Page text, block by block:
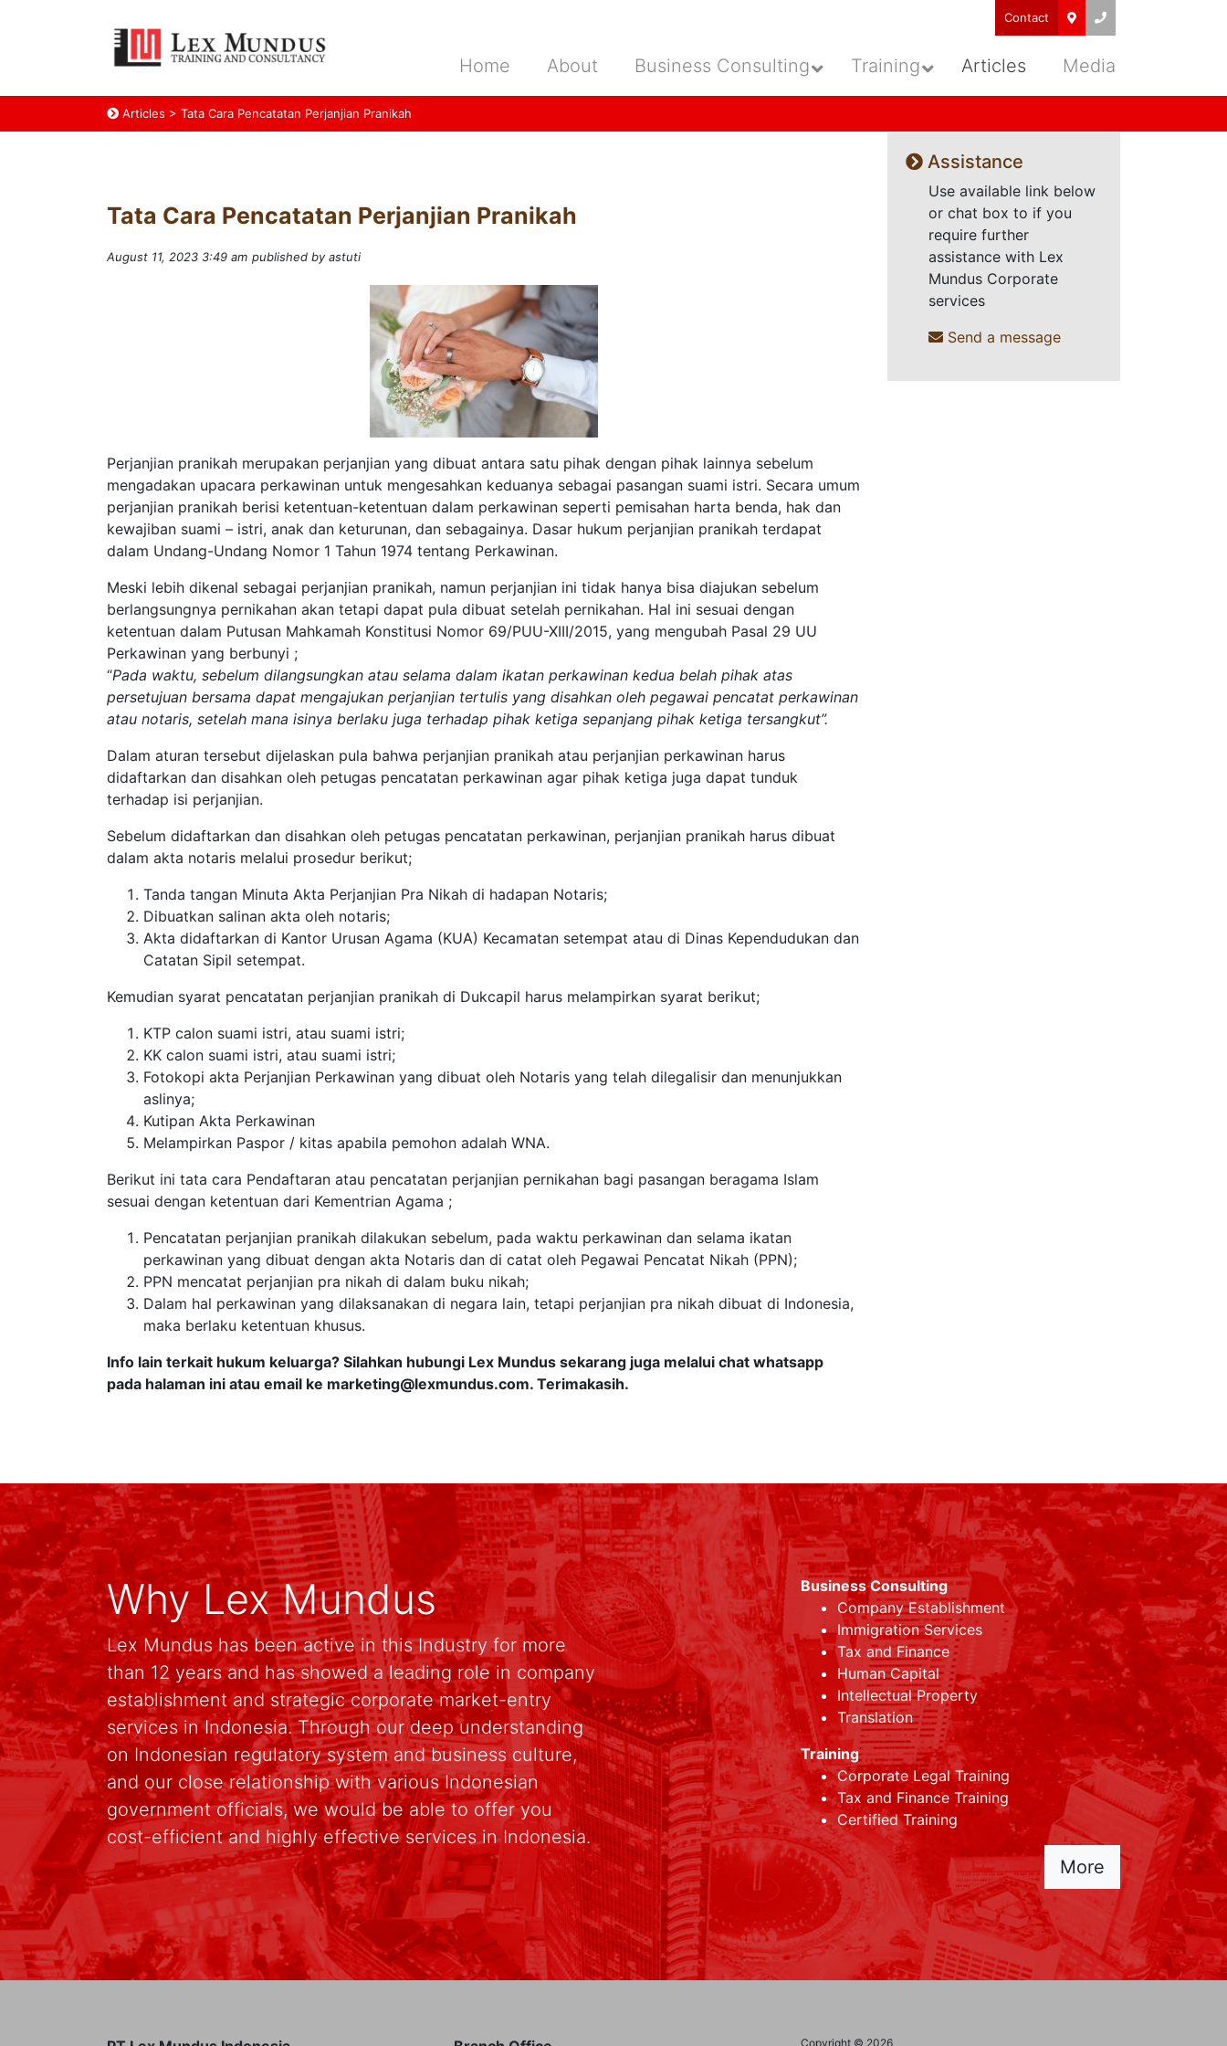
Contact
Home About Business Consulting Training Articles Media
Articles > Tata Cara Pencatatan Perjanjian Pranikah
Tata Cara Pencatatan Perjanjian Pranikah
August 11, 2023 3:49 am published by astuti
Perjanjian pranikah merupakan perjanjian yang dibuat antara satu pihak dengan pihak lainnya sebelum
mengadakan upacara perkawinan untuk mengesahkan keduanya sebagai pasangan suami istri. Secara umum
perjanjian pranikah berisi ketentuan-ketentuan dalam perkawinan seperti pemisahan harta benda, hak dan
kewajiban suami – istri, anak dan keturunan, dan sebagainya. Dasar hukum perjanjian pranikah terdapat
dalam Undang-Undang Nomor 1 Tahun 1974 tentang Perkawinan.
Meski lebih dikenal sebagai perjanjian pranikah, namun perjanjian ini tidak hanya bisa diajukan sebelum
berlangsungnya pernikahan akan tetapi dapat pula dibuat setelah pernikahan. Hal ini sesuai dengan
ketentuan dalam Putusan Mahkamah Konstitusi Nomor 69/PUU-XIII/2015, yang mengubah Pasal 29 UU
Perkawinan yang berbunyi ;
“Pada waktu, sebelum dilangsungkan atau selama dalam ikatan perkawinan kedua belah pihak atas
persetujuan bersama dapat mengajukan perjanjian tertulis yang disahkan oleh pegawai pencatat perkawinan
atau notaris, setelah mana isinya berlaku juga terhadap pihak ketiga sepanjang pihak ketiga tersangkut”.
Dalam aturan tersebut dijelaskan pula bahwa perjanjian pranikah atau perjanjian perkawinan harus
didaftarkan dan disahkan oleh petugas pencatatan perkawinan agar pihak ketiga juga dapat tunduk
terhadap isi perjanjian.
Sebelum didaftarkan dan disahkan oleh petugas pencatatan perkawinan, perjanjian pranikah harus dibuat
dalam akta notaris melalui prosedur berikut;
Tanda tangan Minuta Akta Perjanjian Pra Nikah di hadapan Notaris;
Dibuatkan salinan akta oleh notaris;
Akta didaftarkan di Kantor Urusan Agama (KUA) Kecamatan setempat atau di Dinas Kependudukan dan
Catatan Sipil setempat.
Kemudian syarat pencatatan perjanjian pranikah di Dukcapil harus melampirkan syarat berikut;
KTP calon suami istri, atau suami istri;
KK calon suami istri, atau suami istri;
Fotokopi akta Perjanjian Perkawinan yang dibuat oleh Notaris yang telah dilegalisir dan menunjukkan
aslinya;
Kutipan Akta Perkawinan
Melampirkan Paspor / kitas apabila pemohon adalah WNA.
Berikut ini tata cara Pendaftaran atau pencatatan perjanjian pernikahan bagi pasangan beragama Islam
sesuai dengan ketentuan dari Kementrian Agama ;
Pencatatan perjanjian pranikah dilakukan sebelum, pada waktu perkawinan dan selama ikatan
perkawinan yang dibuat dengan akta Notaris dan di catat oleh Pegawai Pencatat Nikah (PPN);
PPN mencatat perjanjian pra nikah di dalam buku nikah;
Dalam hal perkawinan yang dilaksanakan di negara lain, tetapi perjanjian pra nikah dibuat di Indonesia,
maka berlaku ketentuan khusus.
Info lain terkait hukum keluarga? Silahkan hubungi Lex Mundus sekarang juga melalui chat whatsapp
pada halaman ini atau email ke marketing@lexmundus.com. Terimakasih.
Assistance
Use available link below
or chat box to if you
require further
assistance with Lex
Mundus Corporate
services
Send a message
Why Lex Mundus
Lex Mundus has been active in this Industry for more
than 12 years and has showed a leading role in company
establishment and strategic corporate market-entry
services in Indonesia. Through our deep understanding
on Indonesian regulatory system and business culture,
and our close relationship with various Indonesian
government officials, we would be able to offer you
cost-efficient and highly effective services in Indonesia.
Business Consulting
Company Establishment
Immigration Services
Tax and Finance
Human Capital
Intellectual Property
Translation
Training
Corporate Legal Training
Tax and Finance Training
Certified Training
More
Copyright © 2026